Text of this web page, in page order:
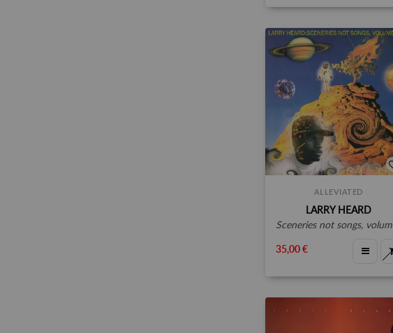
ALLEVIATED
LARRY HEARD
sceneries not songs, volume 1
35,00 €